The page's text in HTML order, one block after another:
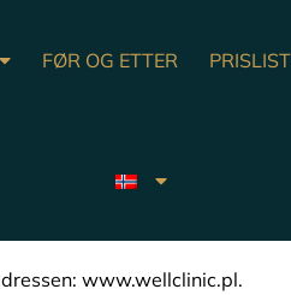
FØR OG ETTER
www.wellclinic.pl.